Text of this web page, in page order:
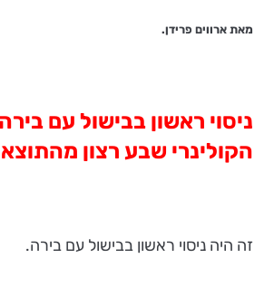
מאת ארווים פרידן.
ניסוי ראשון בבישול עם
הקולינרי שבע רצון
זה היה ניסוי ראשון בבישול עם בירה.